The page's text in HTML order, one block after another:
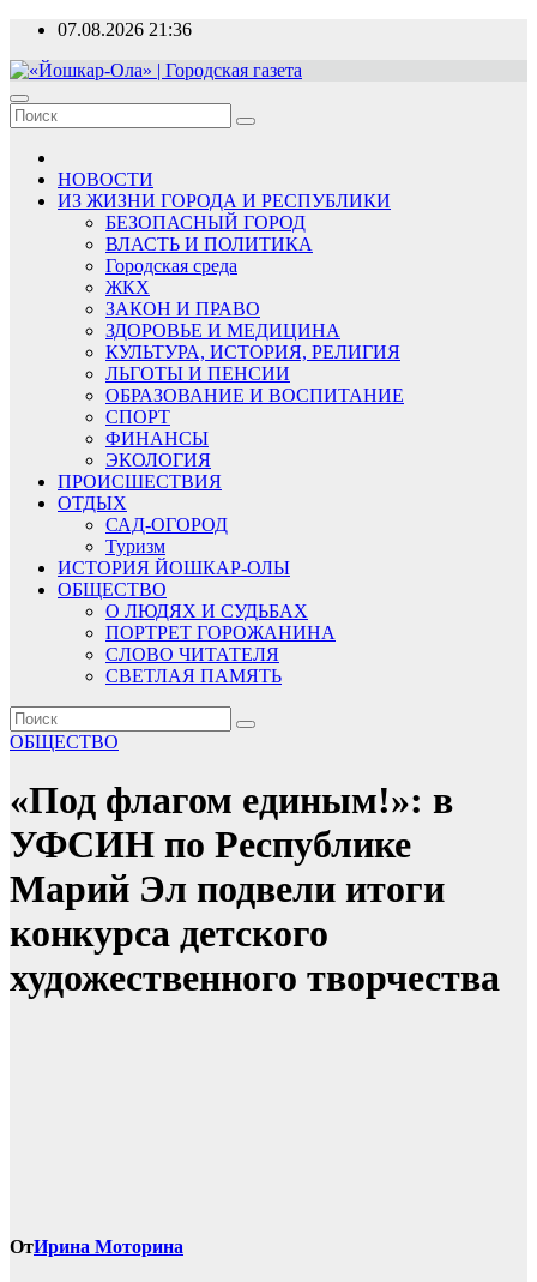
Перейти
содержимому
07.08.2026 21:36
«Йошкар-Ола» | Городская газета
Новости, события, люди
НОВОСТИ
ИЗ ЖИЗНИ ГОРОДА И РЕСПУБЛИКИ
БЕЗОПАСНЫЙ ГОРОД
ВЛАСТЬ И ПОЛИТИКА
Городская среда
ЖКХ
ЗАКОН И ПРАВО
ЗДОРОВЬЕ И МЕДИЦИНА
КУЛЬТУРА, ИСТОРИЯ, РЕЛИГИЯ
ЛЬГОТЫ И ПЕНСИИ
ОБРАЗОВАНИЕ И ВОСПИТАНИЕ
СПОРТ
ФИНАНСЫ
ЭКОЛОГИЯ
ПРОИСШЕСТВИЯ
ОТДЫХ
САД-ОГОРОД
Туризм
ИСТОРИЯ ЙОШКАР-ОЛЫ
ОБЩЕСТВО
О ЛЮДЯХ И СУДЬБАХ
ПОРТРЕТ ГОРОЖАНИНА
СЛОВО ЧИТАТЕЛЯ
СВЕТЛАЯ ПАМЯТЬ
ОБЩЕСТВО
«Под флагом единым!»: в
УФСИН по Республике
Марий Эл подвели итоги
конкурса детского
художественного творчества
ОтИрина Моторина